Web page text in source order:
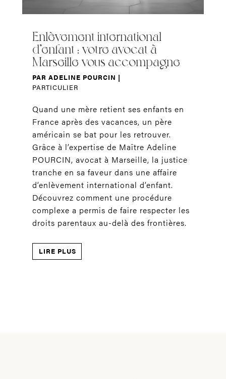
Enlèvement international
d’enfant : votre avocat à
Marseille vous accompagne
PAR ADELINE POURCIN |
PARTICULIER
Quand une mère retient ses enfants en
France après des vacances, un père
américain se bat pour les retrouver.
Grâce à l’expertise de Maître Adeline
POURCIN, avocat à Marseille, la justice
tranche en sa faveur dans une affaire
d’enlèvement international d’enfant.
Découvrez comment une procédure
complexe a permis de faire respecter les
droits parentaux au-delà des frontières.
LIRE PLUS